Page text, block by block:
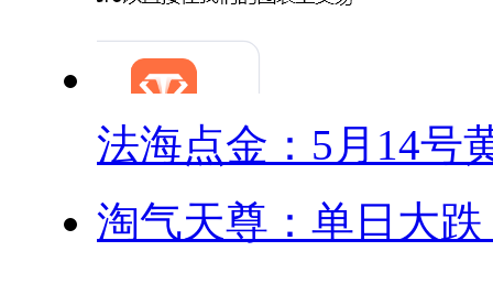
法海点金：5月14号
淘气天尊：单日大